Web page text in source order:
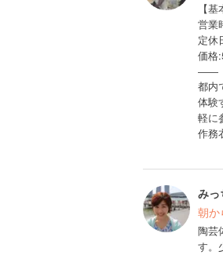
【基
営業
定休
価格
――
都内
体験
軽に
作務
みっ
朝か
陶芸
す。